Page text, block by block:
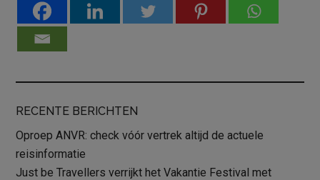
RECENTE BERICHTEN
Oproep ANVR: check vóór vertrek altijd de actuele
reisinformatie
Just be Travellers verrijkt het Vakantie Festival met